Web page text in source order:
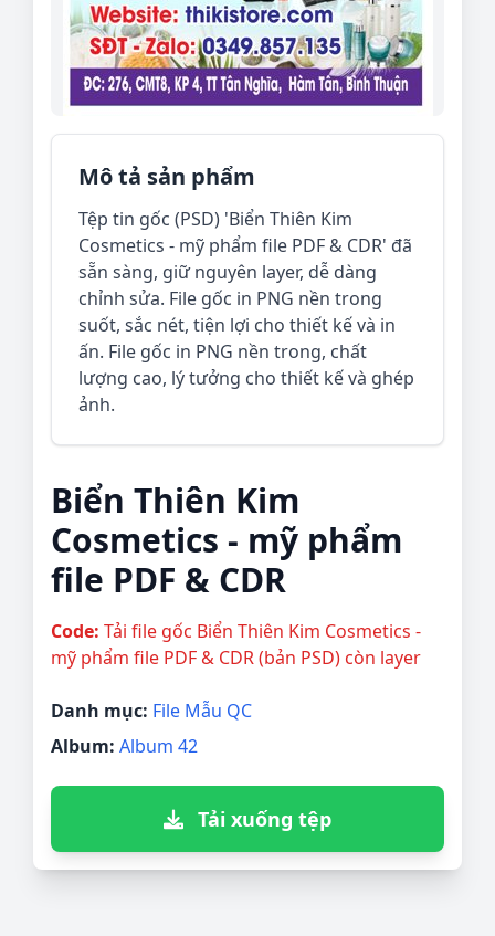
Mô tả sản phẩm
Tệp tin gốc (PSD) 'Biển Thiên Kim
Cosmetics - mỹ phẩm file PDF & CDR' đã
sẵn sàng, giữ nguyên layer, dễ dàng
chỉnh sửa. File gốc in PNG nền trong
suốt, sắc nét, tiện lợi cho thiết kế và in
ấn. File gốc in PNG nền trong, chất
lượng cao, lý tưởng cho thiết kế và ghép
ảnh.
Biển Thiên Kim
Cosmetics - mỹ phẩm
file PDF & CDR
Code: Tải file gốc Biển Thiên Kim Cosmetics -
mỹ phẩm file PDF & CDR (bản PSD) còn layer
Danh mục: File Mẫu QC
Album: Album 42
Tải xuống tệp